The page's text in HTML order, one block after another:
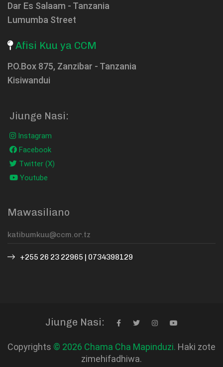
Dar Es Salaam - Tanzania
Lumumba Street
Afisi Kuu ya CCM
P.O.Box 875, Zanzibar - Tanzania
Kisiwandui
Jiunge Nasi:
Instagram
Facebook
Twitter (X)
Youtube
Mawasiliano
+255 26 23 22965 | 0734398129
Jiunge Nasi:
Copyrights © 2026 Chama Cha Mapinduzi. Haki zote
zimehifadhiwa.